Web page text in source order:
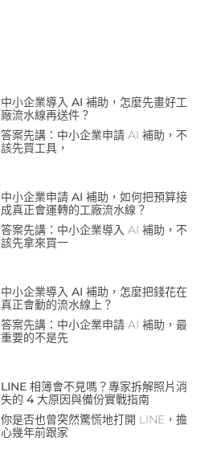
中小企業導入 AI 補助，怎麼先畫好工
廠流水線再送件？
答案先講：中小企業申請 AI 補助，不
該先買工具，
中小企業申請 AI 補助，如何把預算接
成真正會運轉的工廠流水線？
答案先講：中小企業導入 AI 補助，不
該先拿來買一
中小企業導入 AI 補助，怎麼把錢花在
真正會動的流水線上？
答案先講：中小企業申請 AI 補助，最
重要的不是先
LINE 相簿會不見嗎？專家拆解照片消
失的 4 大原因與備份實戰指南
你是否也曾突然驚慌地打開 LINE，擔
心幾年前跟家